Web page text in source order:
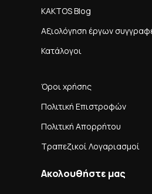
KAKTOS Blog
Αξιολόγηση έργων
Κατάλογοι
Όροι χρήσης
Πολιτική Επιστροφών
Πολιτική Απορρήτου
Τραπεζικοί Λογαριασμοί
Ακολουθήστε μας